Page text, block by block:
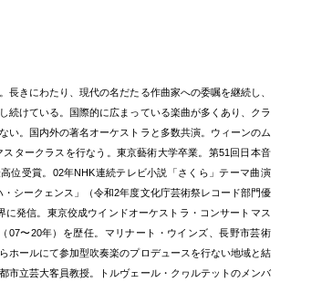
長きにわたり、現代の名だたる作曲家への委嘱を継続し、
続けている。国際的に広まっている楽曲が多くあり、クラ
い。国内外の著名オーケストラと多数共演。ウィーンのム
タークラスを行なう。東京藝術大学卒業。第51回日本音
位受賞。02年NHK連続テレビ小説「さくら」テーマ曲演
シークェンス」（令和2年度文化庁芸術祭レコード部門優
発信。東京佼成ウインドオーケストラ・コンサートマス
07〜20年）を歴任。マリナート・ウインズ、長野市芸術
ホールにて参加型吹奏楽のプロデュースを行ない地域と結
市立芸大客員教授。トルヴェール・クヮルテットのメンバ